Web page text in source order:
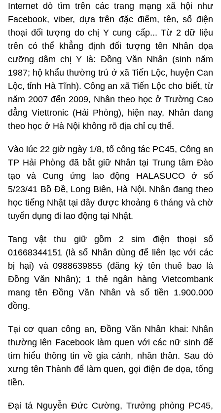
Internet dò tìm trên các trang mạng xã hội như
Facebook, viber, dựa trên đặc điểm, tên, số điện
thoại đối tượng do chị Y cung cấp... Từ 2 dữ liệu
trên có thể khẳng định đối tượng tên Nhân dọa
cưỡng dâm chị Y là: Đồng Văn Nhân (sinh năm
1987; hộ khẩu thường trú ở xã Tiến Lộc, huyện Can
Lộc, tỉnh Hà Tĩnh). Công an xã Tiến Lộc cho biết, từ
năm 2007 đến 2009, Nhân theo học ở Trường Cao
đẳng Viettronic (Hải Phòng), hiện nay, Nhân đang
theo học ở Hà Nội không rõ địa chỉ cụ thể.
Vào lúc 22 giờ ngày 1/8, tổ công tác PC45, Công an
TP Hải Phòng đã bắt giữ Nhân tại Trung tâm Đào
tạo và Cung ứng lao động HALASUCO ở số
5/23/41 Bồ Đề, Long Biên, Hà Nội. Nhân đang theo
học tiếng Nhật tại đây được khoảng 6 tháng và chờ
tuyển dụng đi lao động tại Nhật.
Tang vật thu giữ gồm 2 sim điện thoại số
01668344151 (là số Nhân dùng để liên lạc với các
bị hại) và 0988639855 (đăng ký tên thuê bao là
Đồng Văn Nhân); 1 thẻ ngân hàng Vietcombank
mang tên Đồng Văn Nhân và số tiền 1.900.000
đồng.
Tại cơ quan công an, Đồng Văn Nhân khai: Nhân
thường lên Facebook làm quen với các nữ sinh để
tìm hiểu thông tin về gia cảnh, nhân thân. Sau đó
xưng tên Thành để làm quen, gọi điện đe dọa, tống
tiền.
Đại tá Nguyễn Đức Cường, Trưởng phòng PC45,